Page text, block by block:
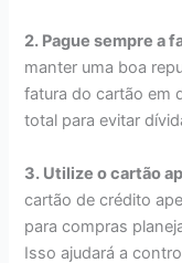
2. Pague sempre a
manter uma boa
fatura do cartão em
total para evitar
3. Utilize o cartão
cartão de crédito
para compras
Isso ajudará a